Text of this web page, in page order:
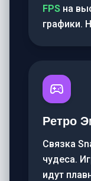
FPS на
графики.
Ретро
Связка
чудеса.
идут